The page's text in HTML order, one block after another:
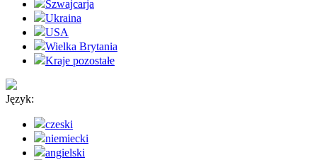
Szwajcarja
Ukraina
USA
Wielka Brytania
Kraje pozostałe
Język:
czeski
niemiecki
angielski